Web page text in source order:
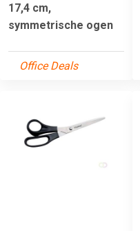
17,4 cm,
symmetrische ogen
Office Deals